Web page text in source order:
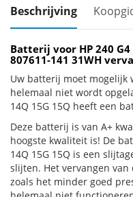
Beschrijving
Batterij voor HP 240 G4
807611-141 31WH
Uw batterij moet mogelijk
helemaal niet wordt
14Q 15G 15Q heeft een
Deze batterij is van A+
hoogste kwaliteit is! De
14Q 15G 15Q is een
slijten. Het vervangen
zoals het minder goed